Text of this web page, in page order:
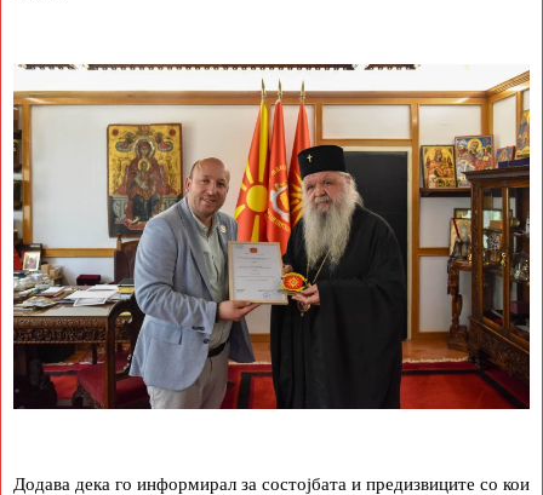
Додава дека го информирал за состојбата и предизвиците со кои